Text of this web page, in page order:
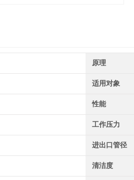
原理
适用对象
性能
工作压力
进出口管径
清洁度